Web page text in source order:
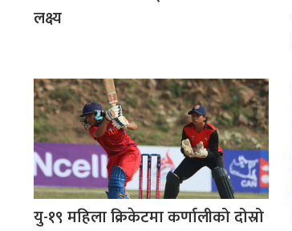
लक्ष्य
यु-१९ महिला क्रिकेटमा कर्णालीको दोस्रो